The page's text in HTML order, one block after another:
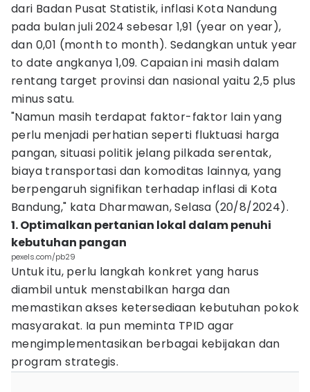
dari Badan Pusat Statistik, inflasi Kota Nandung
pada bulan juli 2024 sebesar 1,91 (year on year),
dan 0,01 (month to month). Sedangkan untuk year
to date angkanya 1,09. Capaian ini masih dalam
rentang target provinsi dan nasional yaitu 2,5 plus
minus satu.
"Namun masih terdapat faktor-faktor lain yang
perlu menjadi perhatian seperti fluktuasi harga
pangan, situasi politik jelang pilkada serentak,
biaya transportasi dan komoditas lainnya, yang
berpengaruh signifikan terhadap inflasi di Kota
Bandung," kata Dharmawan, Selasa (20/8/2024).
1. Optimalkan pertanian lokal dalam penuhi
kebutuhan pangan
pexels.com/pb29
Untuk itu, perlu langkah konkret yang harus
diambil untuk menstabilkan harga dan
memastikan akses ketersediaan kebutuhan pokok
masyarakat. Ia pun meminta TPID agar
mengimplementasikan berbagai kebijakan dan
program strategis.